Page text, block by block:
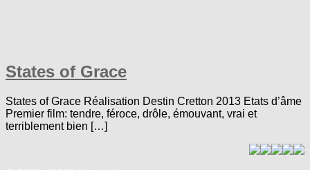
States of Grace
States of Grace Réalisation Destin Cretton 2013 Etats d’âme
Premier film: tendre, féroce, drôle, émouvant, vrai et
terriblement bien […]